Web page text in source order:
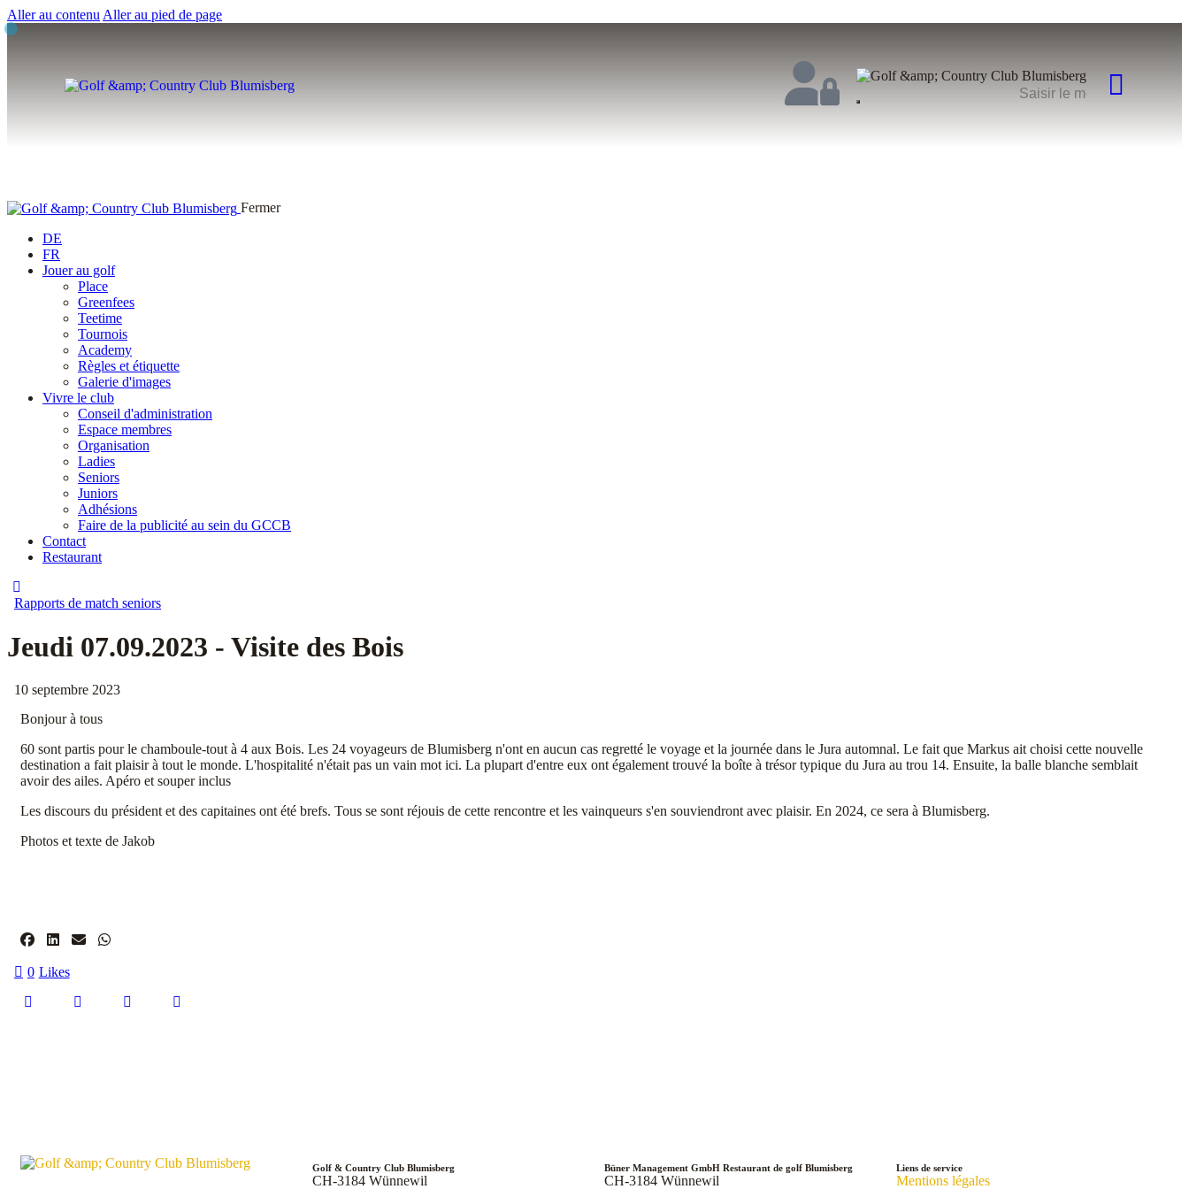
Aller au contenu Aller au pied de page
Fermer
DE
FR
Jouer au golf
Place
Greenfees
Teetime
Tournois
Academy
Règles et étiquette
Galerie d'images
Vivre le club
Conseil d'administration
Espace membres
Organisation
Ladies
Seniors
Juniors
Adhésions
Faire de la publicité au sein du GCCB
Contact
Restaurant
Rapports de match seniors
Jeudi 07.09.2023 - Visite des Bois
10 septembre 2023
Bonjour à tous
60 sont partis pour le chamboule-tout à 4 aux Bois. Les 24 voyageurs de Blumisberg n'ont en aucun cas regretté le voyage et la journée dans le Jura automnal. Le fait que Markus ait choisi cette nouvelle
destination a fait plaisir à tout le monde. L'hospitalité n'était pas un vain mot ici. La plupart d'entre eux ont également trouvé la boîte à trésor typique du Jura au trou 14. Ensuite, la balle blanche semblait
avoir des ailes. Apéro et souper inclus
Les discours du président et des capitaines ont été brefs. Tous se sont réjouis de cette rencontre et les vainqueurs s'en souviendront avec plaisir. En 2024, ce sera à Blumisberg.
Photos et texte de Jakob
0 Likes
Golf & Country Club Blumisberg
CH-3184 Wünnewil
Büner Management GmbH Restaurant de golf Blumisberg
CH-3184 Wünnewil
Liens de service
Mentions légales